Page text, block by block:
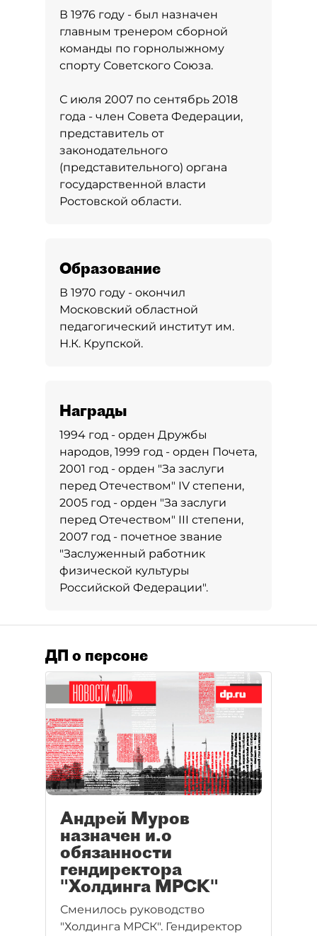
В 1976 году - был назначен
главным тренером сборной
команды по горнолыжному
спорту Советского Союза.
С июля 2007 по сентябрь 2018
года - член Совета Федерации,
представитель от
законодательного
(представительного) органа
государственной власти
Ростовской области.
Образование
В 1970 году - окончил
Московский областной
педагогический институт им.
Н.К. Крупской.
Награды
1994 год - орден Дружбы
народов, 1999 год - орден Почета,
2001 год - орден "За заслуги
перед Отечеством" IV степени,
2005 год - орден "За заслуги
перед Отечеством" III степени,
2007 год - почетное звание
"Заслуженный работник
физической культуры
Российской Федерации".
ДП о персоне
Андрей Муров
назначен и.о
обязанности
гендиректора
"Холдинга МРСК"
Сменилось руководство
"Холдинга МРСК". Гендиректор